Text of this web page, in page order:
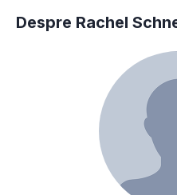
Despre Rachel